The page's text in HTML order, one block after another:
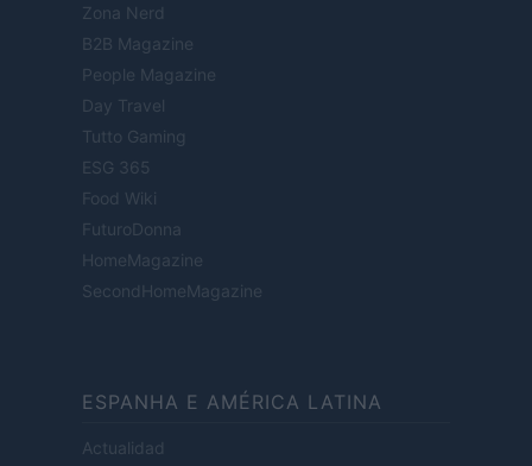
Zona Nerd
B2B Magazine
People Magazine
Day Travel
Tutto Gaming
ESG 365
Food Wiki
FuturoDonna
HomeMagazine
SecondHomeMagazine
ESPANHA E AMÉRICA LATINA
Actualidad